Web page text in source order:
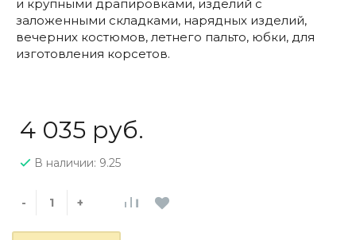
и крупными драпировками, изделий с
заложенными складками, нарядных изделий,
вечерних костюмов, летнего пальто, юбки, для
изготовления корсетов.
4 035 руб.
В наличии: 9.25
- +